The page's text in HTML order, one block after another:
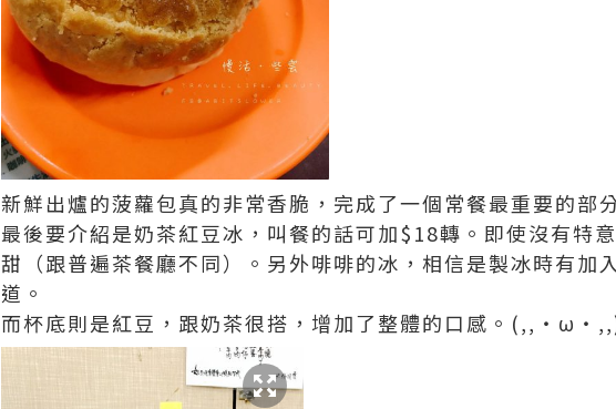
新鮮出爐的菠蘿包真的非常香脆，完成了一個常餐最重要的部
最後要介紹是奶茶紅豆冰，叫餐的話可加$18轉。即使沒有特
甜（跟普遍茶餐廳不同）。另外啡啡的冰，相信是製冰時有加
道。
而杯底則是紅豆，跟奶茶很搭，增加了整體的口感。(,,・ω・